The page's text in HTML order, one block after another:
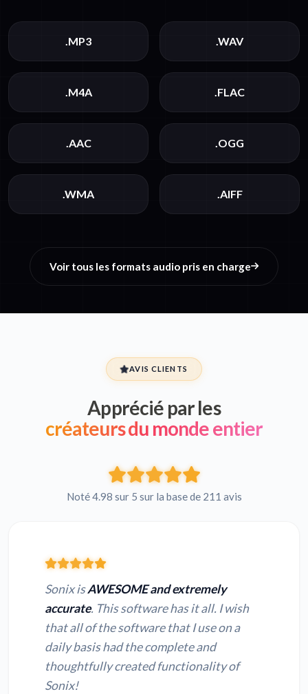
.MP3 .WAV
.M4A .FLAC
.AAC .OGG
.WMA .AIFF
Voir tous les formats audio pris en charge
AVIS CLIENTS
Apprécié par les
créateurs du monde entier
Noté 4.98 sur 5 sur la base de 211 avis
Sonix isAWESOME and extremely
accurate. This software has it all. I wish
that all of the software that I use on a
daily basis had the complete and
thoughtfully created functionality of
Sonix!